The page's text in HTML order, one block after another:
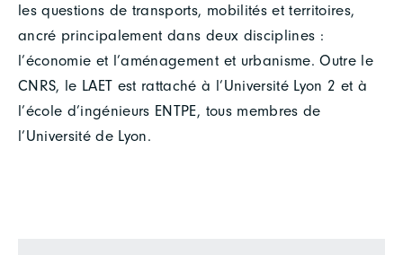
les questions de transports, mobilités et territoires,
ancré principalement dans deux disciplines :
l’économie et l’aménagement et urbanisme. Outre le
CNRS, le LAET est rattaché à l’Université Lyon 2 et à
l’école d’ingénieurs ENTPE, tous membres de
l’Université de Lyon.